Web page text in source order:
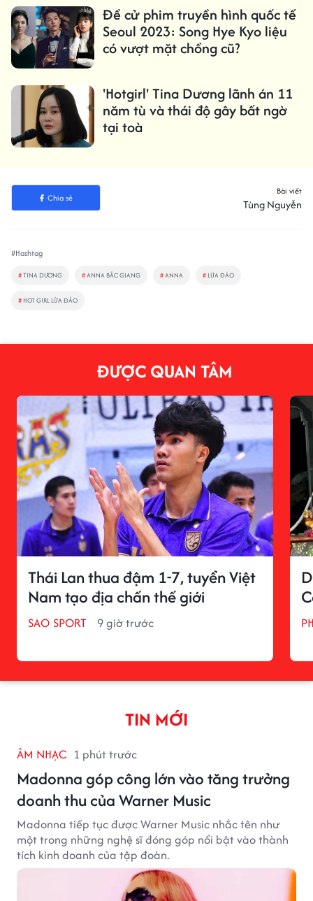
Đề cử phim truyền hình quốc tế
Seoul 2023: Song Hye Kyo liệu
có vượt mặt chồng cũ?
'Hotgirl' Tina Dương lãnh án 11
năm tù và thái độ gây bất ngờ
tại toà
Chia sẻ
Bài viết
Tùng Nguyễn
#Hashtag
#TINA DƯƠNG #ANNA BẮC GIANG #ANNA # LỪA ĐẢO
# HOT GIRL LỪA ĐẢO
ĐƯỢC QUAN TÂM
Thái Lan thua đậm 1-7, tuyển Việt
Nam tạo địa chấn thế giới
SAO SPORT 9 giờ trước
TIN MỚI
ÂM NHẠC 1 phút trước
Madonna góp công lớn vào tăng trưởng
doanh thu của Warner Music
Madonna tiếp tục được Warner Music nhắc tên như
một trong những nghệ sĩ đóng góp nổi bật vào thành
tích kinh doanh của tập đoàn.